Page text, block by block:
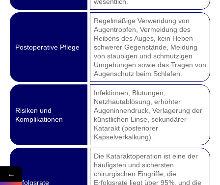
Postoperative Pflege
Regelmäßige Verwendung von
Augentropfen, Vermeidung des
Reibens des Auges, kein Heben
schwerer Gegenstände, Meidung
von staubigen und schmutzigen
Umgebungen sowie das Tragen von
Augenschutz beim Schlafen.
Risiken und
Komplikationen
Infektionen, Blutungen,
Netzhautablösung, erhöhter
Augeninnendruck, Verlagerung der
künstlichen Linse, sekundärer
Katarakt (posteriorer
Kapselverkalkung).
Erfolgsrate
Die Kataraktoperation ist eine der
häufigsten und sichersten
chirurgischen Eingriffe; die
Erfolgsrate liegt über 95%, und die
←